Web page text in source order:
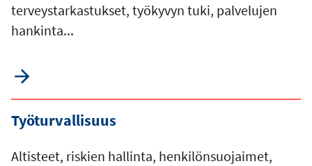
terveystarkastukset, työkyvyn tuki, palvelujen
hankinta...
Työturvallisuus
Altisteet, riskien hallinta, henkilönsuojaimet,